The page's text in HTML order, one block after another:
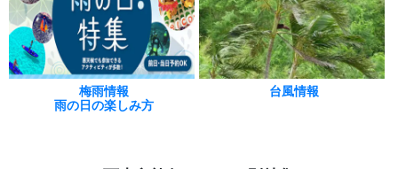
梅雨情報
雨の日の楽しみ方
台風情報